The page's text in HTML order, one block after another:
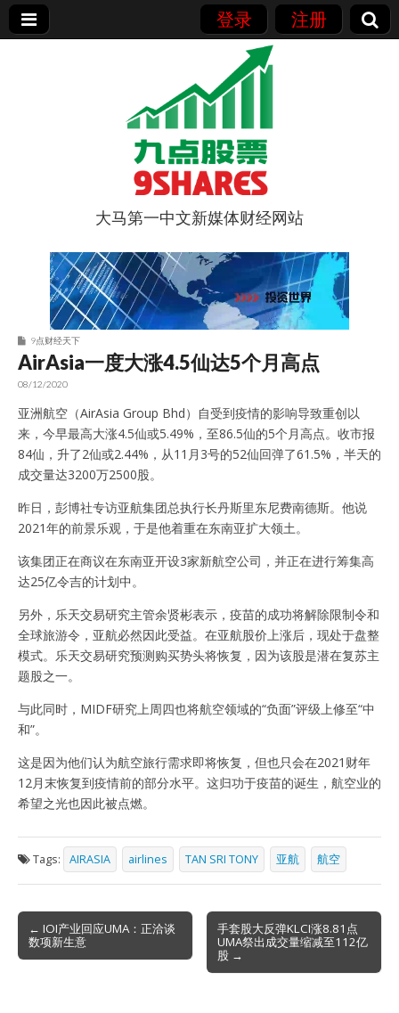
登录 注册
9点股票
大马第一中文新媒体财经网站
9点财经天下
AirAsia一度大涨4.5仙达5个月高点
08/12/2020
亚洲航空（AirAsia Group Bhd）自受到疫情的影响导致重创以
来，今早最高大涨4.5仙或5.49%，至86.5仙的5个月高点。收市报
84仙，升了2仙或2.44%，从11月3号的52仙回弹了61.5%，半天的
成交量达3200万2500股。
昨日，彭博社专访亚航集团总执行长丹斯里东尼费南德斯。他说
2021年的前景乐观，于是他着重在东南亚扩大领土。
该集团正在商议在东南亚开设3家新航空公司，并正在进行筹集高
达25亿令吉的计划中。
另外，乐天交易研究主管余贤彬表示，疫苗的成功将解除限制令和
全球旅游令，亚航必然因此受益。在亚航股价上涨后，现处于盘整
模式。乐天交易研究预测购买势头将恢复，因为该股是潜在复苏主
题股之一。
与此同时，MIDF研究上周四也将航空领域的“负面”评级上修至“中
和”。
这是因为他们认为航空旅行需求即将恢复，但也只会在2021财年
12月末恢复到疫情前的部分水平。这归功于疫苗的诞生，航空业的
希望之光也因此被点燃。
Tags: AIRASIA airlines TAN SRI TONY 亚航 航空
Post
navigation
← IOI产业回应UMA：正洽谈
数项新生意
手套股大反弹KLCI涨8.81点
UMA祭出成交量缩减至112亿
股 →